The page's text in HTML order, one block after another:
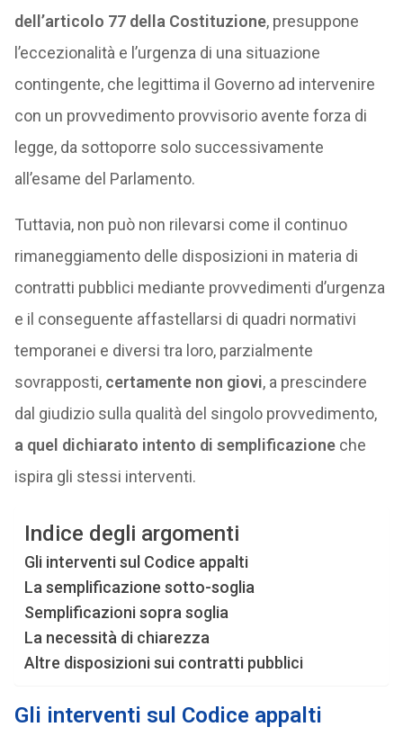
dell’articolo 77 della Costituzione, presuppone
l’eccezionalità e l’urgenza di una situazione
contingente, che legittima il Governo ad intervenire
con un provvedimento provvisorio avente forza di
legge, da sottoporre solo successivamente
all’esame del Parlamento.
Tuttavia, non può non rilevarsi come il continuo
rimaneggiamento delle disposizioni in materia di
contratti pubblici mediante provvedimenti d’urgenza
e il conseguente affastellarsi di quadri normativi
temporanei e diversi tra loro, parzialmente
sovrapposti, certamente non giovi, a prescindere
dal giudizio sulla qualità del singolo provvedimento,
a quel dichiarato intento di semplificazioneche
ispira gli stessi interventi.
Indice degli argomenti
Gli interventi sul Codice appalti
La semplificazione sotto-soglia
Semplificazioni sopra soglia
La necessità di chiarezza
Altre disposizioni sui contratti pubblici
Gli interventi sul Codice appalti